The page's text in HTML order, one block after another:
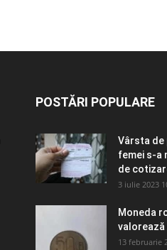
POSTĂRI POPULARE
Vârsta de
femei s-a
de
3 iulie 2023
Moneda
valorează
13 februarie